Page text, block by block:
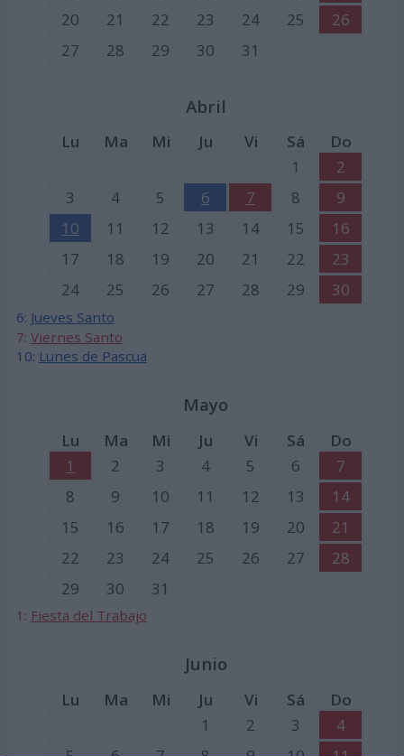
20
21 22 23 24 25
26
27
28 29 30 31
Abril
Lu Ma Mi Ju Vi Sá
Do
1
2
3
4 5 6 7 8
9
10
11 12 13 14 15
16
17
18 19 20 21 22
23
24
25 26 27 28 29 30
6: Jueves Santo
7: Viernes Santo
10: Lunes de Pascua
Mayo
Lu Ma Mi Ju Vi Sá
Do
1
2 3 4 5 6
7
8
9 10 11 12 13
14
15
16 17 18 19 20
21
22
23 24 25 26 27
28
29
30 31
1: Fiesta del Trabajo
Junio
Lu Ma Mi Ju Vi Sá
Do
1
2 3
4